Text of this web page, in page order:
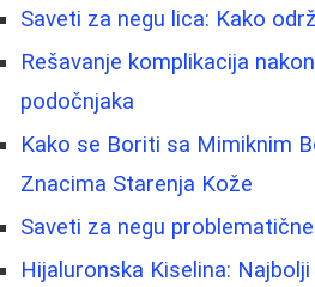
Saveti za negu lica: Kako
Rešavanje komplikacija
podočnjaka
Kako se Boriti sa Mimiknim
Znacima Starenja Kože
Saveti za negu
Hijaluronska Kiselina: